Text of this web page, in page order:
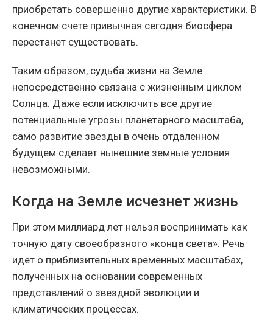
приобретать совершенно другие характеристики. В
конечном счете привычная сегодня биосфера
перестанет существовать.
Таким образом, судьба жизни на Земле
непосредственно связана с жизненным циклом
Солнца. Даже если исключить все другие
потенциальные угрозы планетарного масштаба,
само развитие звезды в очень отдаленном
будущем сделает нынешние земные условия
невозможными.
Когда на Земле исчезнет жизнь
При этом миллиард лет нельзя воспринимать как
точную дату своеобразного «конца света». Речь
идет о приблизительных временных масштабах,
полученных на основании современных
представлений о звездной эволюции и
климатических процессах.